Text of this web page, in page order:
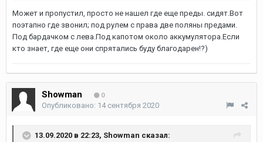
Может и пропустил, просто не нашел где еще преды. сидят.Вот
поэтапно где звонил; под рулем с права две поляны предами.
Под бардачком с лева.Под капотом около аккумулятора.Если
кто знает, где еще они спрятались буду благодарен!?)
Showman 0
Опубликовано: 14 сентября 2020
13.09.2020 в 22:23, Showman сказал: